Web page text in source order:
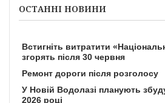
ОСТАННІ НОВИНИ
Встигніть витратити
згорять після 30 червня
Ремонт дороги після розголосу
У Новій Водолазі планують
2026 році